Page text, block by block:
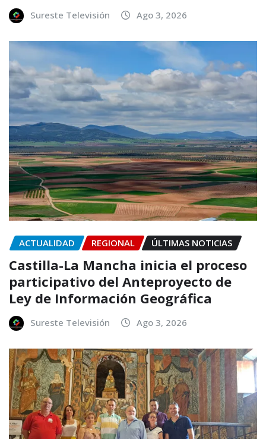
Sureste Televisión Ago 3, 2026
ACTUALIDAD REGIONAL ÚLTIMAS NOTICIAS
Castilla-La Mancha inicia el proceso
participativo del Anteproyecto de
Ley de Información Geográfica
Sureste Televisión Ago 3, 2026